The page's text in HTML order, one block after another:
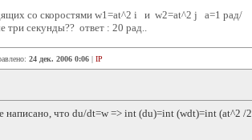
со скоростями w1=at^2 i и w2=at^2 j a=1 рад/
три секунды?? ответ : 20 рад..
24 дек. 2006 0:06 | IP
написано, что du/dt=w => int (du)=int (wdt)=int (at^2 /2